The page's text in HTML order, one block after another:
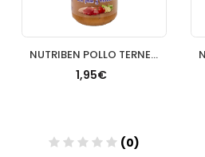
NUTRIBEN POLLO TERNER JUDI TRADICIO 235G
1,95€
(0)